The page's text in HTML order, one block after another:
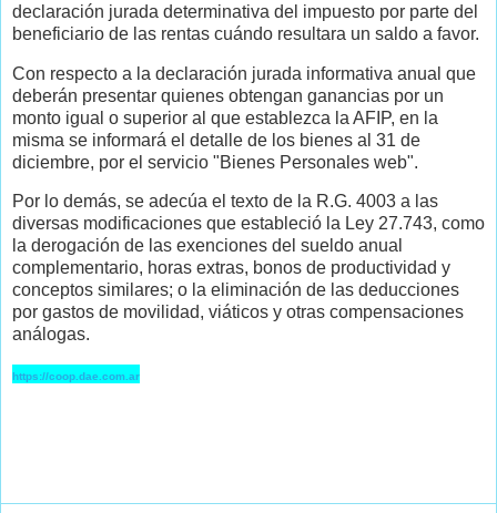
declaración jurada determinativa del impuesto por parte del
beneficiario de las rentas cuándo resultara un saldo a favor.
Con respecto a la declaración jurada informativa anual que
deberán presentar quienes obtengan ganancias por un
monto igual o superior al que establezca la AFIP, en la
misma se informará el detalle de los bienes al 31 de
diciembre, por el servicio "Bienes Personales web".
Por lo demás, se adecúa el texto de la R.G. 4003 a las
diversas modificaciones que estableció la Ley 27.743, como
la derogación de las exenciones del sueldo anual
complementario, horas extras, bonos de productividad y
conceptos similares; o la eliminación de las deducciones
por gastos de movilidad, viáticos y otras compensaciones
análogas.
https://coop.dae.com.ar